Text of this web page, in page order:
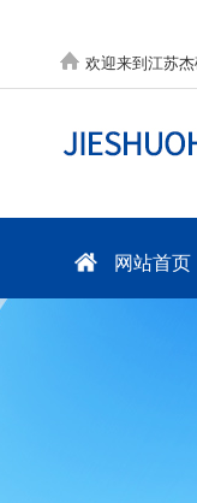
欢迎来到江苏
网站首页